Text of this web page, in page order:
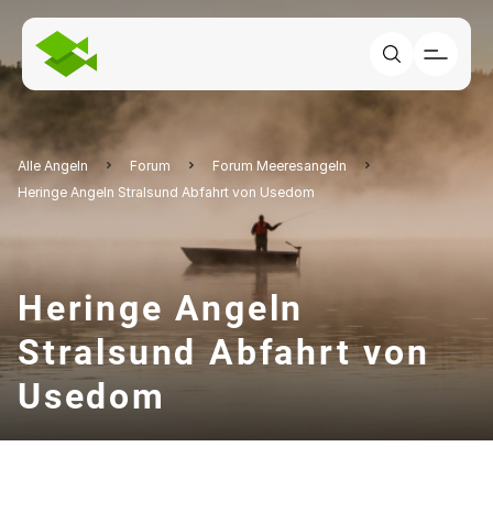
Alle Angeln Forum
Forum Meeresangeln
Heringe Angeln Stralsund Abfahrt von Usedom
Heringe Angeln
Stralsund Abfahrt von
Usedom